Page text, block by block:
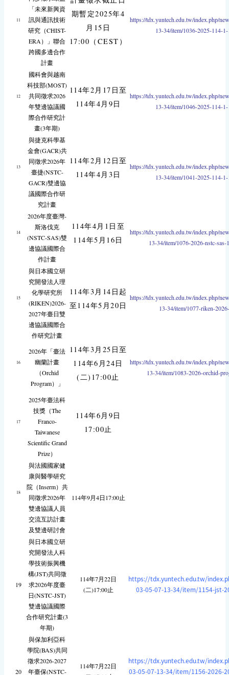
11
「未來新興資
訊與通訊技術
研究（CHIST-
ERA）」聯合
跨國多邊合作
計畫
期暫定2025年4
月15日
17:00（CEST）
https://tdx.yuntech.edu.tw/index.php/
13-34/item/1036-2025-114-
12
國科會與越南
科技部(MOST)
共同徵求2026
年雙邊協議國
際合作研究計
畫(3年期)
114年2月17日至
114年4月9日
https://tdx.yuntech.edu.tw/index.php/
13-34/item/1046-2025-114-
13
與捷克科學基
金會(GACR)共
同徵求2026年
臺捷(NSTC-
GACR)雙邊協
議國際合作研
究計畫
114年2月12日至
114年4月3日
https://tdx.yuntech.edu.tw/index.php/
13-34/item/1041-2025-114-
14
2026年度臺灣-
斯洛伐克
(NSTC-SAS)雙
邊協議國際合
作計畫
114年4月1日至
114年5月16日
https://tdx.yuntech.edu.tw/index.php/
13-34/item/1076-2026-nstc-
15
與日本國立研
究開發法人理
化學研究所
(RIKEN)2026-
2027年臺日雙
邊協議國際合
作研究計畫
114年3月14日起
至114年5月20日
https://tdx.yuntech.edu.tw/index.php/
13-34/item/1077-riken-
16
2026年「臺法
幽蘭計畫
（Orchid
Program）」
114年3月25日至
114年6月24日
(二)17:00止
https://tdx.yuntech.edu.tw/index.php/
13-34/item/1083-2026-orchid-
17
2025年臺法科
技獎（The
Franco-
Taiwanese
Scientific Grand
Prize）
114年6月9日
17:00止
18
與法國國家健
康與醫學研究
院（Inserm）共
同徵求2026年
雙邊協議人員
交流互訪計畫
及雙邊研討會
114年9月4日17:00止
19
與日本國立研
究開發法人科
學技術振興機
構(JST)共同徵
求2026年度臺
日(NSTC-JST)
雙邊協議國際
合作研究計畫(3
年期)
114年7月22日
(二)17:00止
https://tdx.yuntech.edu.tw/
03-05-07-13-34/item/1154-jst-
20
與保加利亞科
學院(BAS)共同
徵求2026-2027
年臺保(NSTC-
114年7月22日
https://tdx.yuntech.edu.tw/
03-05-07-13-34/item/1156-2026-